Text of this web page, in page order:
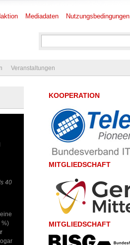
Mediadaten Nutzungsbedingungen
Veranstaltungen
40
%)
KOOPERATION
MITGLIEDSCHAFT
MITGLIEDSCHAFT